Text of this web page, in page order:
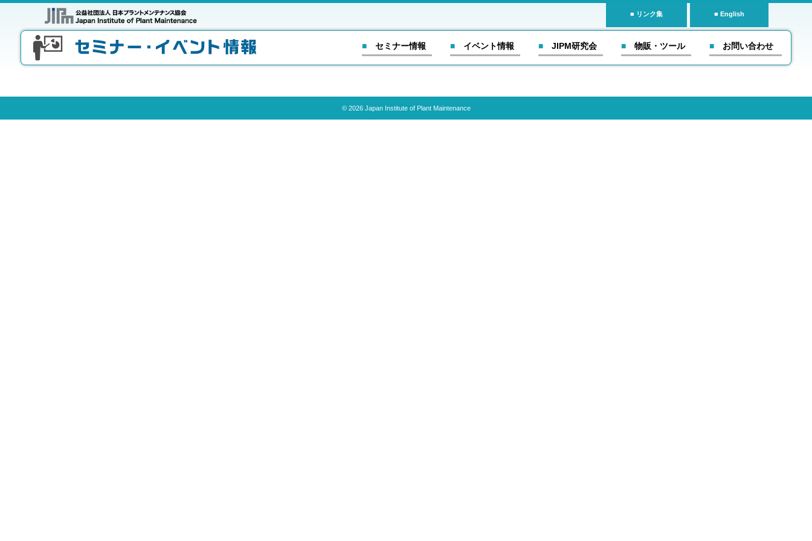
リンク集 English
■ セミナー情報 ■ イベント情報 ■ JIPM研究会 ■ 物販・ツール ■ お問い合わせ
© 2026 Japan Institute of Plant Maintenance